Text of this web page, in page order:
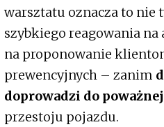
warsztatu oznacza to nie
szybkiego reagowania na
na proponowanie
prewencyjnych – zanim
doprowadzi do
przestoju pojazdu.